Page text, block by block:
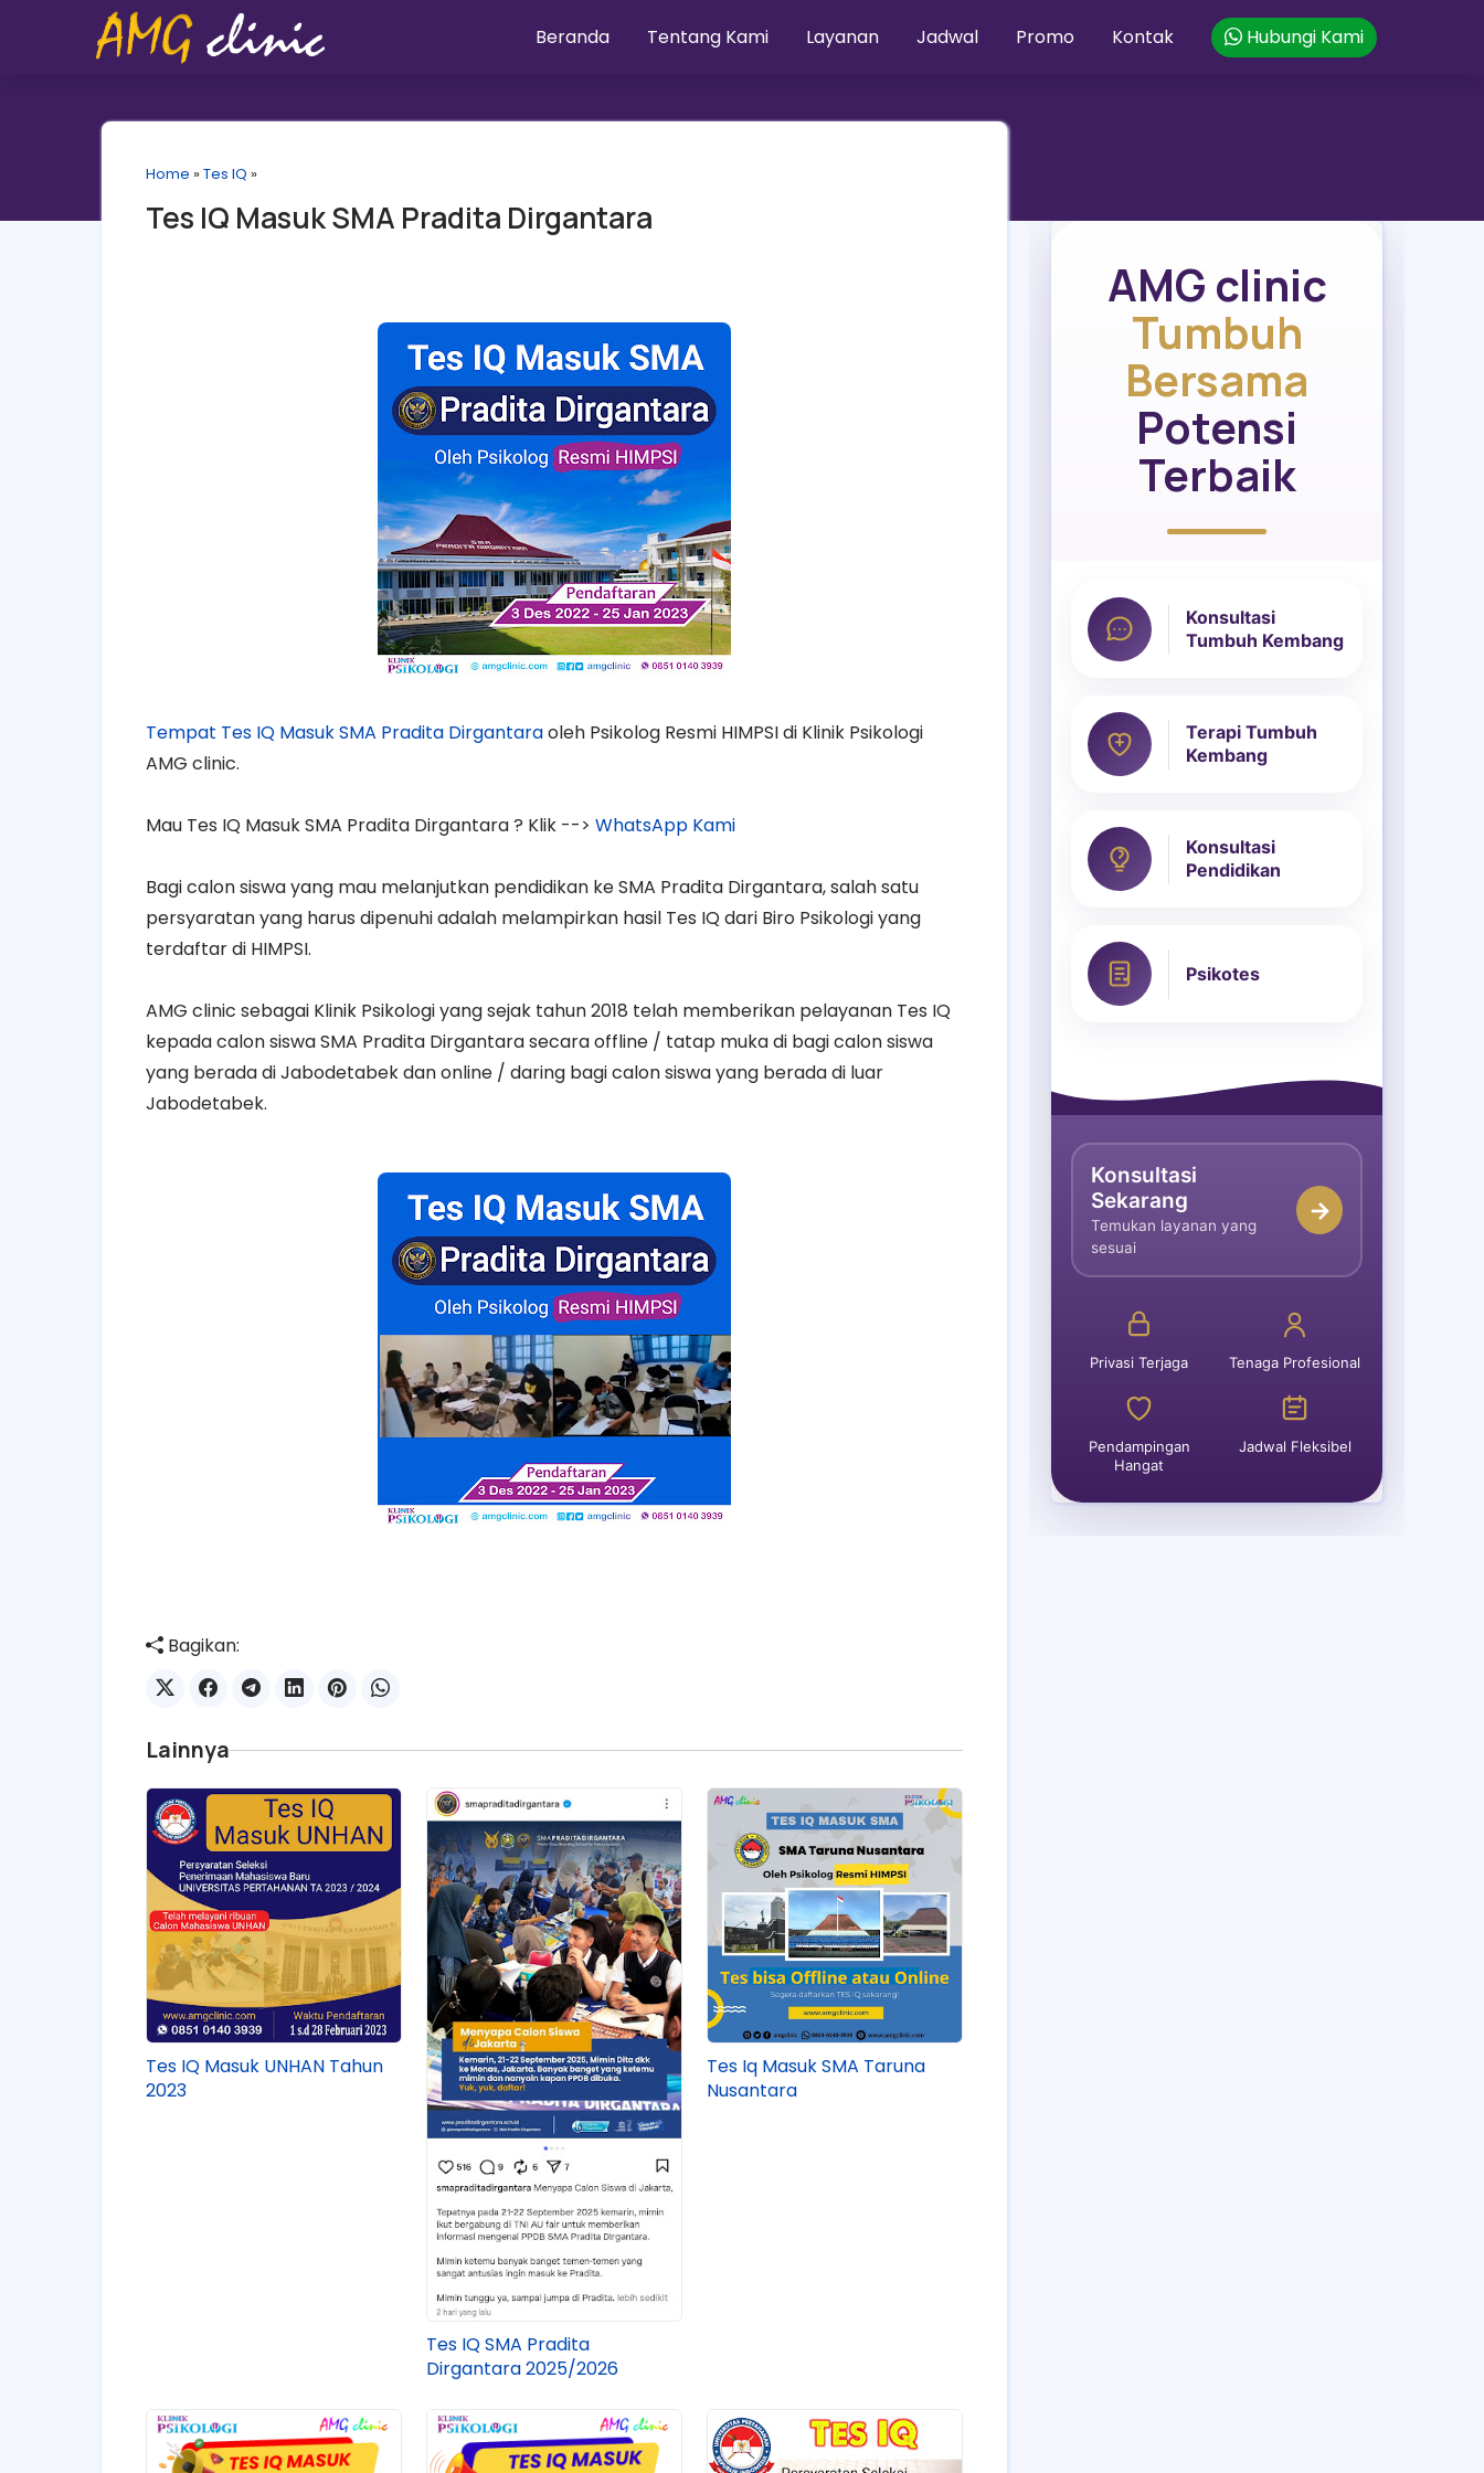
Beranda Tentang Kami Layanan Jadwal Promo Kontak Hubungi Kami
Home »Tes IQ »
Tes IQ Masuk SMA Pradita Dirgantara
Tempat Tes IQ Masuk SMA Pradita Dirgantaraoleh Psikolog Resmi HIMPSI di Klinik Psikologi
AMG clinic.
Mau Tes IQ Masuk SMA Pradita Dirgantara ? Klik --> WhatsApp Kami
Bagi calon siswa yang mau melanjutkan pendidikan ke SMA Pradita Dirgantara, salah satu
persyaratan yang harus dipenuhi adalah melampirkan hasil Tes IQ dari Biro Psikologi yang
terdaftar di HIMPSI.
AMG clinic sebagai Klinik Psikologi yang sejak tahun 2018 telah memberikan pelayanan Tes IQ
kepada calon siswa SMA Pradita Dirgantara secara offline / tatap muka di bagi calon siswa
yang berada di Jabodetabek dan online / daring bagi calon siswa yang berada di luar
Jabodetabek.
Bagikan:
Lainnya
Tes IQ Masuk UNHAN Tahun
2023
Tes IQ SMA Pradita
Dirgantara 2025/2026
Tes Iq Masuk SMA Taruna
Nusantara
AMG clinic
Tumbuh
Bersama
Potensi
Terbaik
Konsultasi
Tumbuh Kembang
Terapi Tumbuh
Kembang
Konsultasi
Pendidikan
Psikotes
Konsultasi
Sekarang
Temukan layanan yang
sesuai
→
Privasi Terjaga Tenaga Profesional
Pendampingan
Hangat
Jadwal Fleksibel